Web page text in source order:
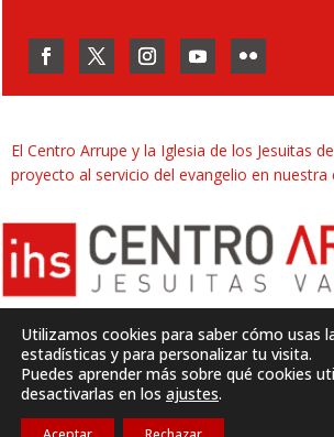
El Centro Arrupe y la Iglesia de los Jesuitas
proyecto al servicio del evangelio en nuestra
Desarrollado porSJDigital
Utilizamos cookies para saber cómo usas
estadísticas y para personalizar tu visita.
Puedes aprender más sobre qué cookies
desactivarlas en los ajustes.